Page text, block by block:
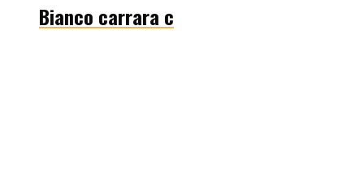
Bianco carrara c